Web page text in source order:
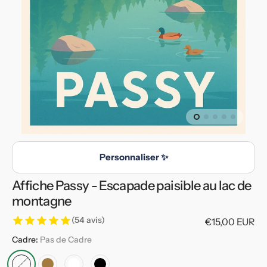
en
galerie
Personnaliser ✨
Affiche Passy - Escapade paisible au lac de
montagne
(54 avis)
Prix
€15,00 EUR
Cadre: Pas de Cadre